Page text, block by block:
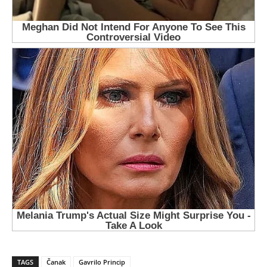
TAGS Čanak Gavrilo Princip